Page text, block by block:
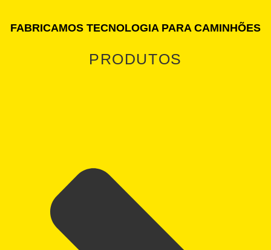
FABRICAMOS TECNOLOGIA PARA CAMINHÕES
PRODUTOS